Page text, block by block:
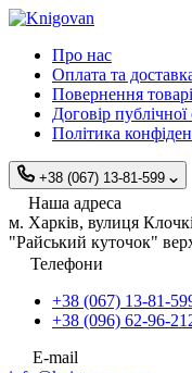
Про нас
Оплата та
Повернення
Договір
Політика
+38 (067) 13-81-599
Наша адреса
м. Харків, вулиця
"Райський куточок"
Телефони
+38 (067) 13-81-
+38 (096) 62-96-
E-mail